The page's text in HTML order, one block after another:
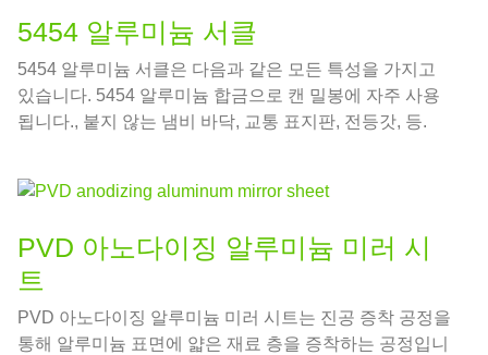
5454 알루미늄 서클
5454 알루미늄 서클은 다음과 같은 모든 특성을 가지고
있습니다. 5454 알루미늄 합금으로 캔 밀봉에 자주 사용
됩니다., 붙지 않는 냄비 바닥, 교통 표지판, 전등갓, 등.
PVD 아노다이징 알루미늄 미러 시
트
PVD 아노다이징 알루미늄 미러 시트는 진공 증착 공정을
통해 알루미늄 표면에 얇은 재료 층을 증착하는 공정입니